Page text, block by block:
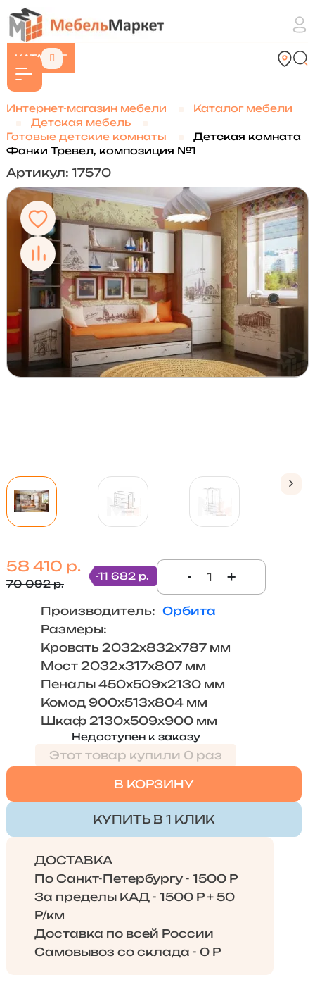
КАТАЛОГ
Интернет-магазин мебели
Каталог мебели
Детская мебель
Готовые детские комнаты
Детская комната
Фанки Тревел, композиция №1
Артикул: 17570
58 410 р.
70 092 р.
-11 682 р. - +
Производитель: Орбита
Размеры:
Кровать 2032х832х787 мм
Мост 2032х317х807 мм
Пеналы 450х509х2130 мм
Комод 900х513х804 мм
Шкаф 2130х509х900 мм
Недоступен к заказу
Этот товар купили 0 раз
В КОРЗИНУ
КУПИТЬ В 1 КЛИК
ДОСТАВКА
По Санкт-Петербургу - 1500 Р
За пределы КАД - 1500 Р + 50
Р/км
Доставка по всей России
Самовывоз со склада - 0 Р